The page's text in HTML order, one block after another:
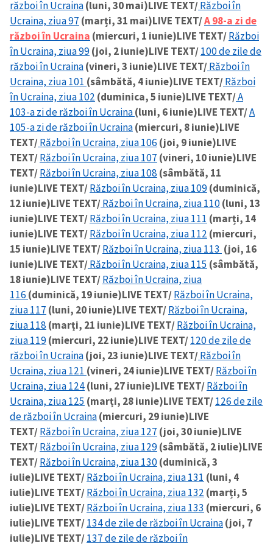
război în Ucraina(luni, 30 mai)LIVE TEXT/Război în
Ucraina, ziua 97 (marți, 31 mai)LIVE TEXT/A 98-a zi de
război în Ucraina (miercuri, 1 iunie)LIVE TEXT/Război
în Ucraina, ziua 99(joi, 2 iunie)LIVE TEXT/100 de zile de
război în Ucraina(vineri, 3 iunie)LIVE TEXT/Război în
Ucraina, ziua 101 (sâmbătă, 4 iunie)LIVE TEXT/Război
în Ucraina, ziua 102 (duminica, 5 iunie)LIVE TEXT/A
103-a zi de război în Ucraina(luni, 6 iunie)LIVE TEXT/A
105-a zi de război în Ucraina(miercuri, 8 iunie)LIVE
TEXT/Război în Ucraina, ziua 106 (joi, 9 iunie)LIVE
TEXT/Război în Ucraina, ziua 107 (vineri, 10 iunie)LIVE
TEXT/Război în Ucraina, ziua 108 (sâmbătă, 11
iunie)LIVE TEXT/Război în Ucraina, ziua 109(duminică,
12 iunie)LIVE TEXT/Război în Ucraina, ziua 110(luni, 13
iunie)LIVE TEXT/Război în Ucraina, ziua 111 (marți, 14
iunie)LIVE TEXT/Război în Ucraina, ziua 112 (miercuri,
15 iunie)LIVE TEXT/Război în Ucraina, ziua 113 (joi, 16
iunie)LIVE TEXT/Război în Ucraina, ziua 115 (sâmbătă,
18 iunie)LIVE TEXT/Război în Ucraina, ziua
116 (duminică, 19 iunie)LIVE TEXT/Război în Ucraina,
ziua 117 (luni, 20 iunie)LIVE TEXT/Război în Ucraina,
ziua 118 (marți, 21 iunie)LIVE TEXT/Război în Ucraina,
ziua 119(miercuri, 22 iunie)LIVE TEXT/120 de zile de
război în Ucraina(joi, 23 iunie)LIVE TEXT/Război în
Ucraina, ziua 121 (vineri, 24 iunie)LIVE TEXT/Război în
Ucraina, ziua 124(luni, 27 iunie)LIVE TEXT/Război în
Ucraina, ziua 125 (marți, 28 iunie)LIVE TEXT/126 de zile
de război în Ucraina(miercuri, 29 iunie)LIVE
TEXT/Război în Ucraina, ziua 127 (joi, 30 iunie)LIVE
TEXT/Război în Ucraina, ziua 129(sâmbătă, 2 iulie)LIVE
TEXT/Război în Ucraina, ziua 130(duminică, 3
iulie)LIVE TEXT/Război în Ucraina, ziua 131 (luni, 4
iulie)LIVE TEXT/Război în Ucraina, ziua 132 (marți, 5
iulie)LIVE TEXT/Război în Ucraina, ziua 133 (miercuri, 6
iulie)LIVE TEXT/134 de zile de război în Ucraina(joi, 7
iulie)LIVE TEXT/137 de zile de război în